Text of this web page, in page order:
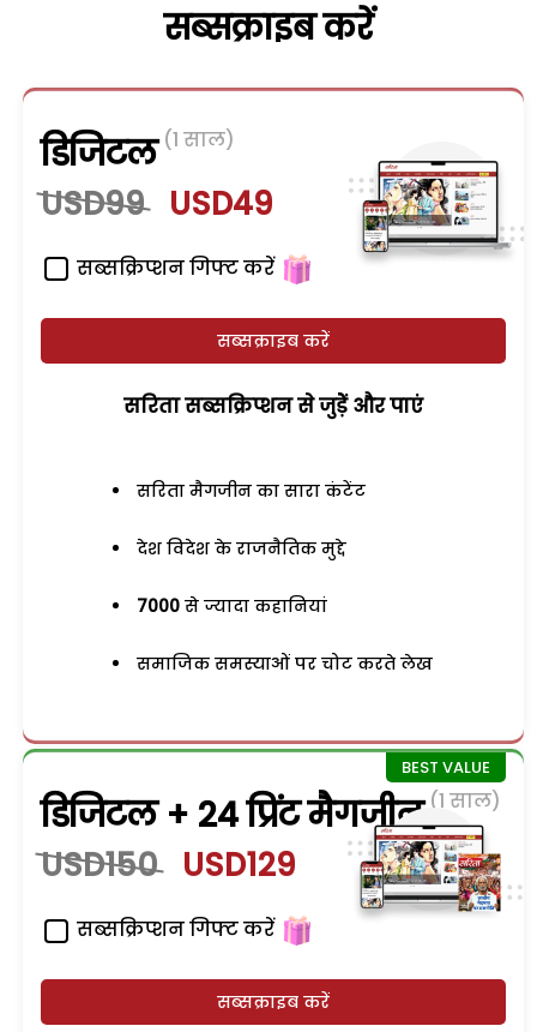
सब्सक्राइब करें
डिजिटल (1 साल)
USD99 USD49
सब्सक्रिप्शन गिफ्ट करें
सब्सक्राइब करें
सरिता सब्सक्रिप्शन से जुड़ेें और पाएं
सरिता मैगजीन का सारा कंटेंट
देश विदेश के राजनैतिक मुद्दे
7000 से ज्यादा कहानियां
समाजिक समस्याओं पर चोट करते लेख
डिजिटल + 24 प्रिंट मैगजीन (1 साल)
USD150 USD129
सब्सक्रिप्शन गिफ्ट करें
सब्सक्राइब करें